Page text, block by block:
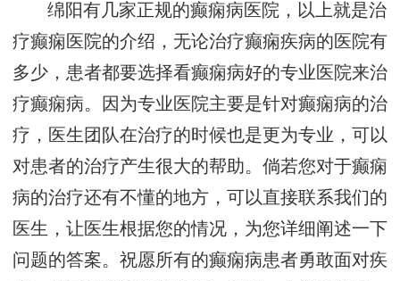
绵阳有几家正规的癫痫病医院，以上就是治
疗癫痫医院的介绍，无论治疗癫痫疾病的医院有
多少，患者都要选择看癫痫病好的专业医院来治
疗癫痫病。因为专业医院主要是针对癫痫病的治
疗，医生团队在治疗的时候也是更为专业，可以
对患者的治疗产生很大的帮助。倘若您对于癫痫
病的治疗还有不懂的地方，可以直接联系我们的
医生，让医生根据您的情况，为您详细阐述一下
问题的答案。祝愿所有的癫痫病患者勇敢面对疾